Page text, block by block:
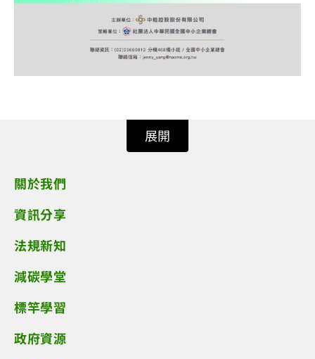
展開
關於我們
資訊分享
法規新知
減碳學堂
標竿學習
政府資源